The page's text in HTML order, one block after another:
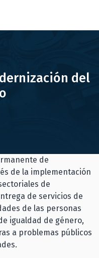
del
de
de la implementación
de
de servicios de
de las personas
igualdad de género,
a problemas públicos